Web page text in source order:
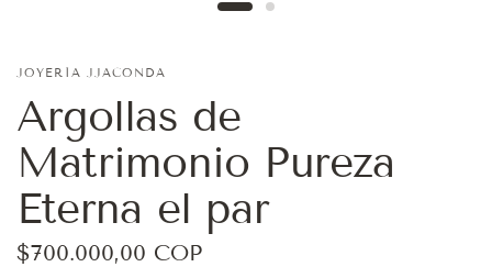
JOYERÍA JJACONDA
Argollas de
Matrimonio Pureza
Eterna el par
$700.000,00 COP